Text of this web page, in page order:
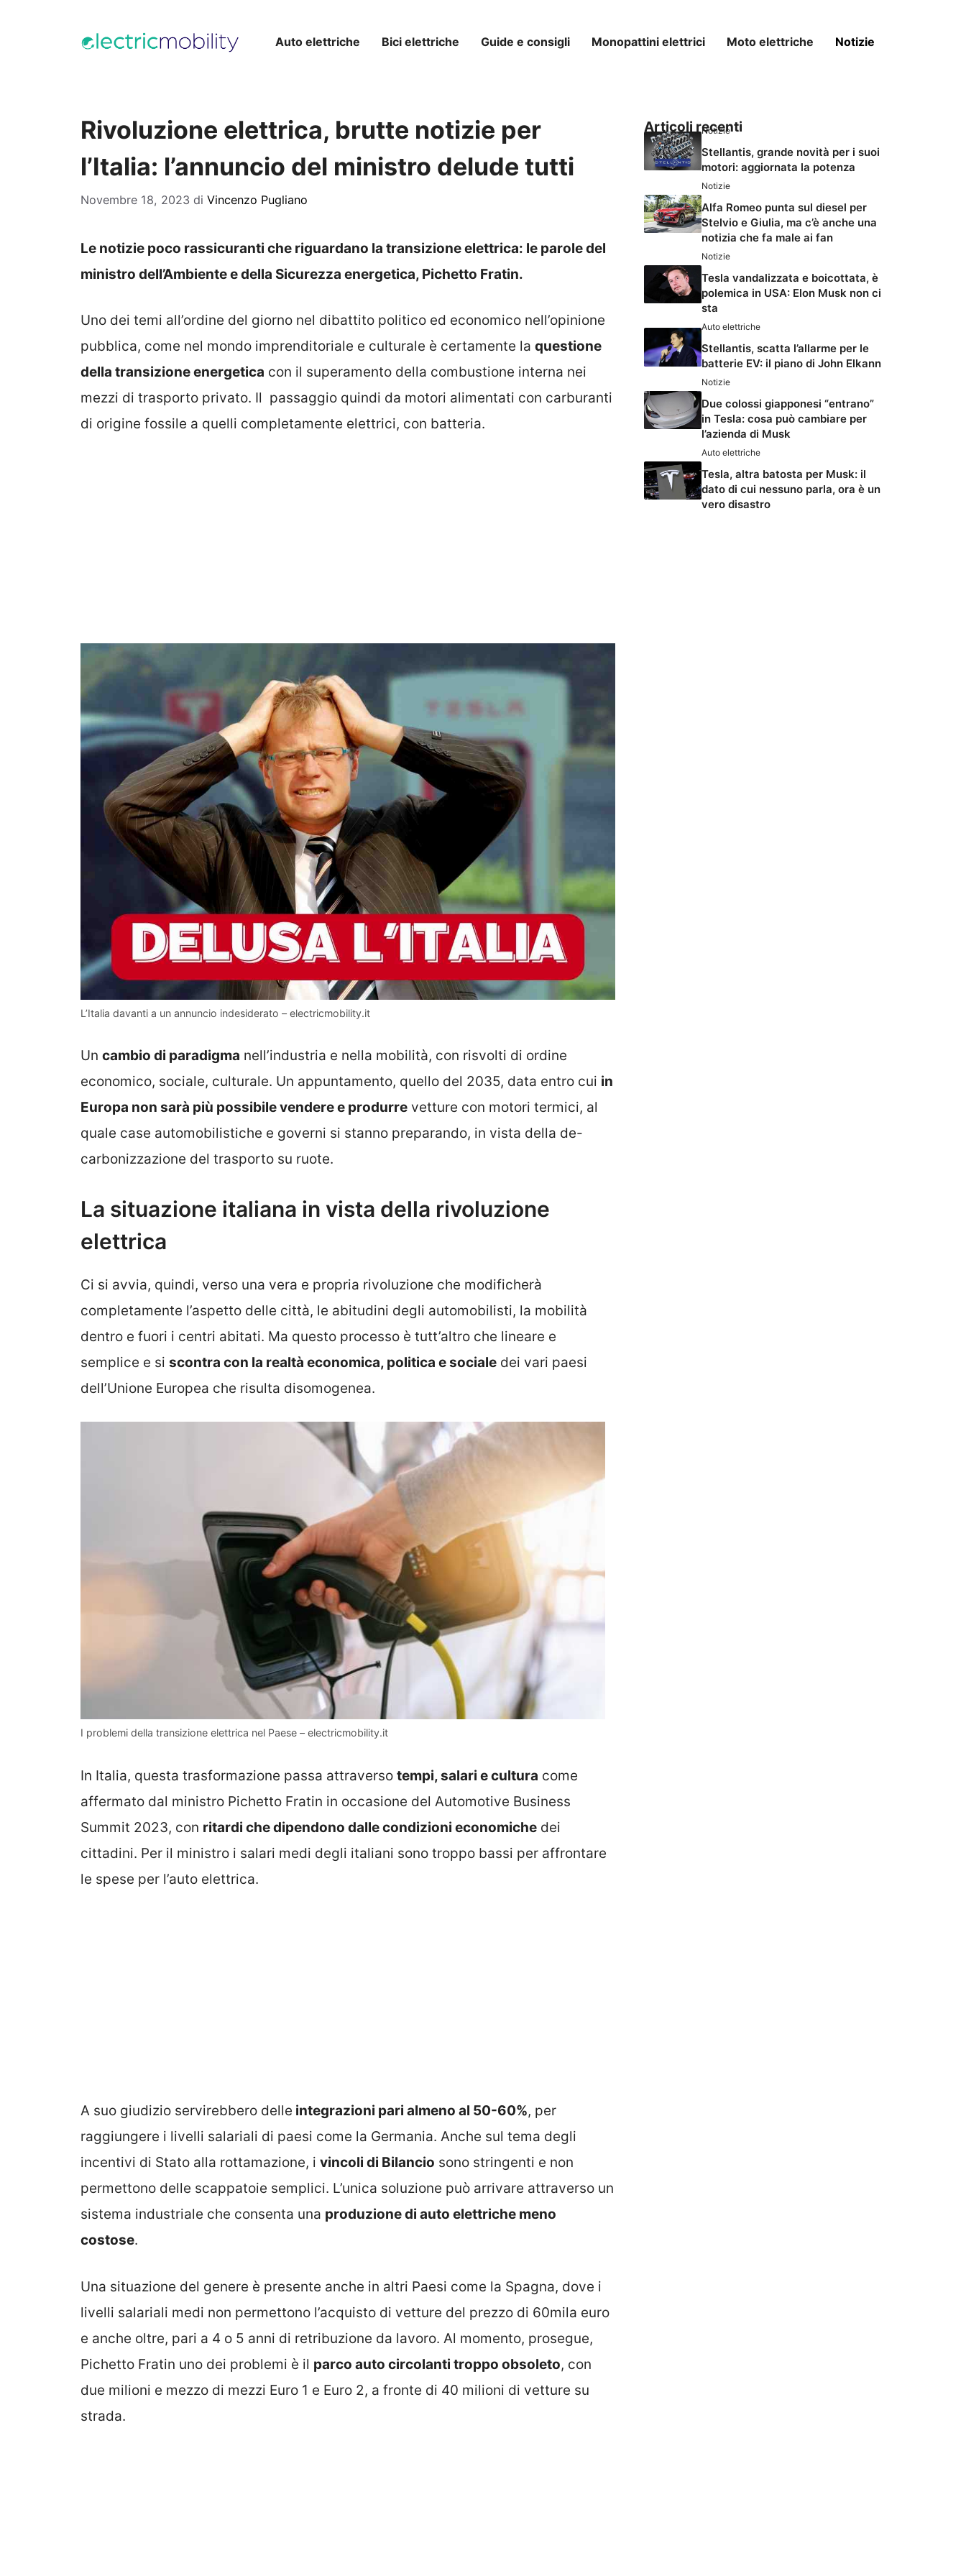
Auto elettriche Bici elettriche Guide e consigli Monopattini elettrici Moto elettriche Notizie
Rivoluzione elettrica, brutte notizie per
l’Italia: l’annuncio del ministro delude tutti
Novembre 18, 2023 di Vincenzo Pugliano
Le notizie poco rassicuranti che riguardano la transizione elettrica: le parole del
ministro dell’Ambiente e della Sicurezza energetica, Pichetto Fratin.
Uno dei temi all’ordine del giorno nel dibattito politico ed economico nell’opinione
pubblica, come nel mondo imprenditoriale e culturale è certamente la questione
della transizione energetica con il superamento della combustione interna nei
mezzi di trasporto privato. Il passaggio quindi da motori alimentati con carburanti
di origine fossile a quelli completamente elettrici, con batteria.
L’Italia davanti a un annuncio indesiderato – electricmobility.it
Un cambio di paradigma nell’industria e nella mobilità, con risvolti di ordine
economico, sociale, culturale. Un appuntamento, quello del 2035, data entro cui in
Europa non sarà più possibile vendere e produrre vetture con motori termici, al
quale case automobilistiche e governi si stanno preparando, in vista della de-
carbonizzazione del trasporto su ruote.
La situazione italiana in vista della rivoluzione
elettrica
Ci si avvia, quindi, verso una vera e propria rivoluzione che modificherà
completamente l’aspetto delle città, le abitudini degli automobilisti, la mobilità
dentro e fuori i centri abitati. Ma questo processo è tutt’altro che lineare e
semplice e si scontra con la realtà economica, politica e sociale dei vari paesi
dell’Unione Europea che risulta disomogenea.
I problemi della transizione elettrica nel Paese – electricmobility.it
In Italia, questa trasformazione passa attraverso tempi, salari e cultura come
affermato dal ministro Pichetto Fratin in occasione del Automotive Business
Summit 2023, con ritardi che dipendono dalle condizioni economiche dei
cittadini. Per il ministro i salari medi degli italiani sono troppo bassi per affrontare
le spese per l’auto elettrica.
A suo giudizio servirebbero delle integrazioni pari almeno al 50-60%, per
raggiungere i livelli salariali di paesi come la Germania. Anche sul tema degli
incentivi di Stato alla rottamazione, i vincoli di Bilancio sono stringenti e non
permettono delle scappatoie semplici. L’unica soluzione può arrivare attraverso un
sistema industriale che consenta una produzione di auto elettriche meno
costose.
Una situazione del genere è presente anche in altri Paesi come la Spagna, dove i
livelli salariali medi non permettono l’acquisto di vetture del prezzo di 60mila euro
e anche oltre, pari a 4 o 5 anni di retribuzione da lavoro. Al momento, prosegue,
Pichetto Fratin uno dei problemi è il parco auto circolanti troppo obsoleto, con
due milioni e mezzo di mezzi Euro 1 e Euro 2, a fronte di 40 milioni di vetture su
strada.
Articoli recenti
Notizie
Stellantis, grande novità per i suoi
motori: aggiornata la potenza
Notizie
Alfa Romeo punta sul diesel per
Stelvio e Giulia, ma c’è anche una
notizia che fa male ai fan
Notizie
Tesla vandalizzata e boicottata, è
polemica in USA: Elon Musk non ci
sta
Auto elettriche
Stellantis, scatta l’allarme per le
batterie EV: il piano di John Elkann
Notizie
Due colossi giapponesi “entrano”
in Tesla: cosa può cambiare per
l’azienda di Musk
Auto elettriche
Tesla, altra batosta per Musk: il
dato di cui nessuno parla, ora è un
vero disastro